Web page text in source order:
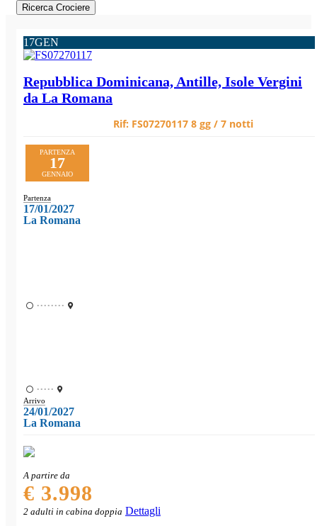
Ricerca Crociere
17GEN
Repubblica Dominicana, Antille, Isole Vergini
da La Romana
Rif: FS07270117 8 gg / 7 notti
PARTENZA
17
GENNAIO
Partenza
17/01/2027
La Romana
••••••••
•••••
Arrivo
24/01/2027
La Romana
A partire da
€ 3.998
2 adulti in cabina doppia Dettagli